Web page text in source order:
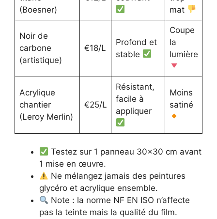
(Boesner)
mat
Noir de
carbone
(artistique)
€18/L
Profond et
stable
Coupe
la
lumière
Acrylique
chantier
(Leroy Merlin)
€25/L
Résistant,
facile à
appliquer
Moins
satiné
Testez sur 1 panneau 30×30 cm avant
1 mise en œuvre.
Ne mélangez jamais des peintures
glycéro et acrylique ensemble.
Note : la norme NF EN ISO n’affecte
pas la teinte mais la qualité du film.